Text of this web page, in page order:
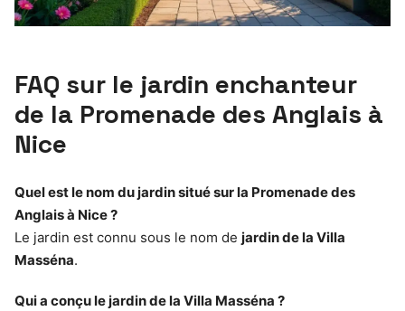
FAQ sur le jardin enchanteur
de la Promenade des Anglais à
Nice
Quel est le nom du jardin situé sur la Promenade des
Anglais à Nice ?
Le jardin est connu sous le nom de jardin de la Villa
Masséna.
Qui a conçu le jardin de la Villa Masséna ?